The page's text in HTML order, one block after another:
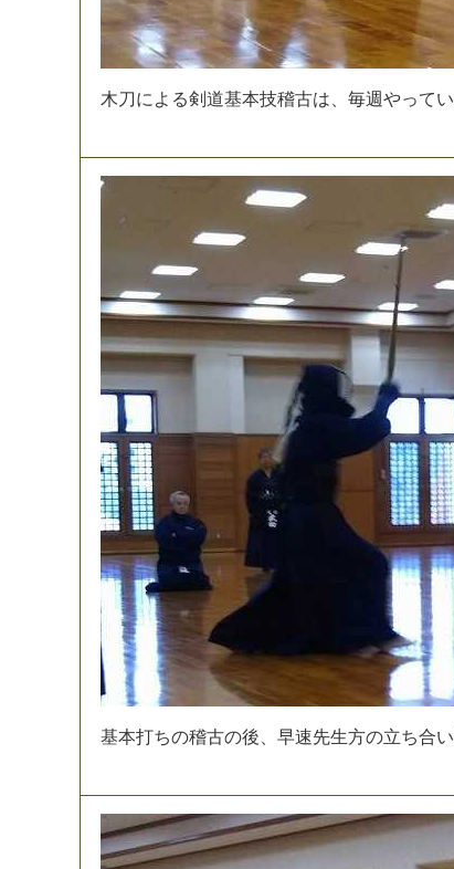
木刀に よ る剣 道基本技稽古は 毎週やってい
基本打ちの稽古の後 早速先生方の立ち合い